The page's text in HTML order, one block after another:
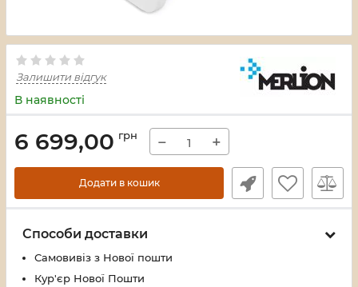
Залишити відгук
В наявності
6 699,00 грн − +
Додати в кошик
Способи доставки
Самовивіз з Нової пошти
Кур'єр Нової Пошти